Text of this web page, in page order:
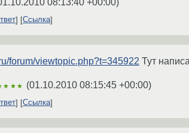
Ссылка
forum/viewtopic.php?t=345922 Тут
(01.10.2010 08:15:45 +00:00)
Ссылка